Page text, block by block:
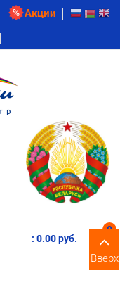
Акции
0
: 0.00 pуб.
Вверх